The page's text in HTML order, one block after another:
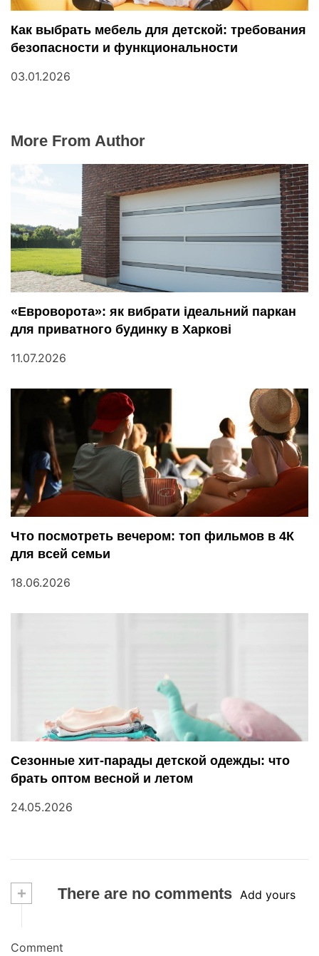
Как выбрать мебель для детской: требования
безопасности и функциональности
03.01.2026
More From Author
«Евроворота»: як вибрати ідеальний паркан
для приватного будинку в Харкові
11.07.2026
Что посмотреть вечером: топ фильмов в 4К
для всей семьи
18.06.2026
Сезонные хит-парады детской одежды: что
брать оптом весной и летом
24.05.2026
+ There are no comments Add yours
Comment